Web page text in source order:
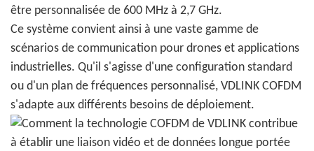
être personnalisée de 600 MHz à 2,7 GHz.
Ce système convient ainsi à une vaste gamme de
scénarios de communication pour drones et applications
industrielles. Qu'il s'agisse d'une configuration standard
ou d'un plan de fréquences personnalisé, VDLINK COFDM
s'adapte aux différents besoins de déploiement.